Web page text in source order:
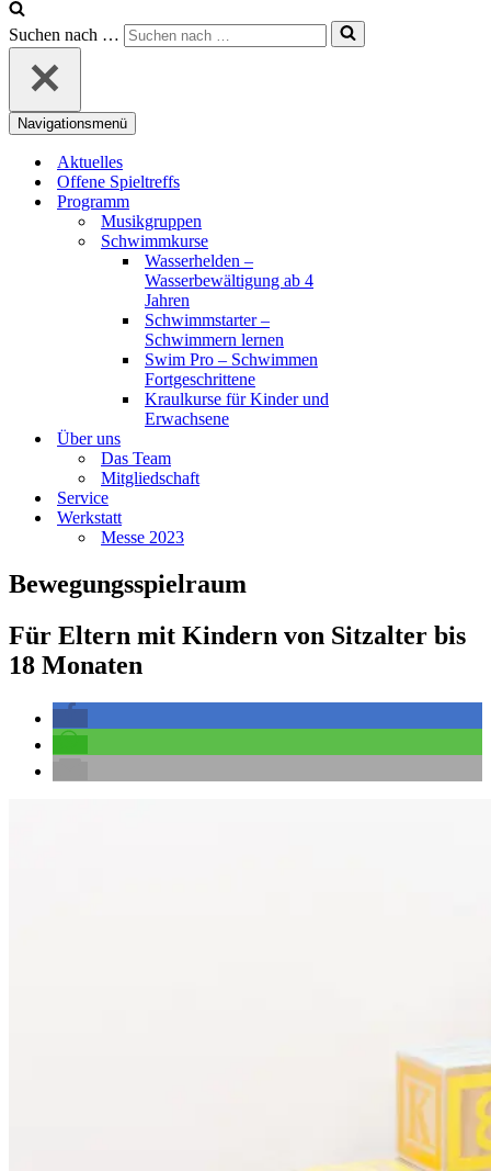
Suchen nach …
Navigationsmenü
Aktuelles
Offene Spieltreffs
Programm
Musikgruppen
Schwimmkurse
Wasserhelden –
Wasserbewältigung ab 4
Jahren
Schwimmstarter –
Schwimmern lernen
Swim Pro – Schwimmen
Fortgeschrittene
Kraulkurse für Kinder und
Erwachsene
Über uns
Das Team
Mitgliedschaft
Service
Werkstatt
Messe 2023
Bewegungsspielraum
Für Eltern mit Kindern von Sitzalter bis
18 Monaten